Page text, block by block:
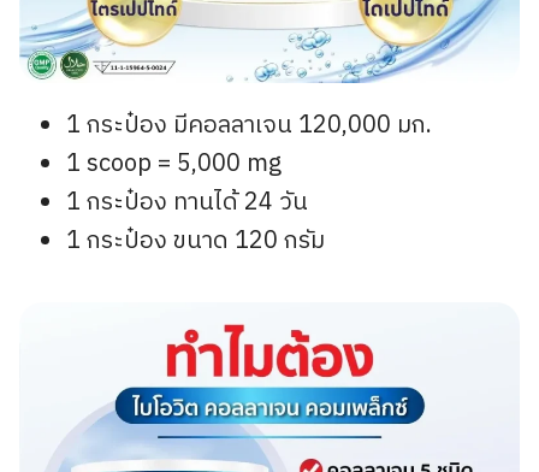
1 กระป๋อง มีคอลลาเจน 120,000 มก.​
1 scoop = 5,000 mg
1 กระป๋อง ทานได้ 24 วัน
1 กระป๋อง ขนาด 120 กรัม